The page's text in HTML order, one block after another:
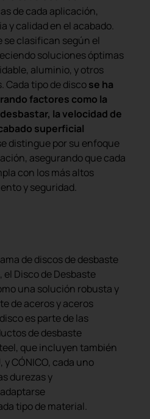
de cada aplicación,
y calidad en el acabado.
se clasifican según el
soluciones óptimas
aluminio, y otros
Cada tipo de discose ha
factores como la
la velocidad de
superficial
distingue por su enfoque
asegurando que cada
con los más altos
y seguridad.
de discos de desbaste
Disco de Desbaste
una solución robusta y
de aceros y aceros
es parte de las
de desbaste
que incluyen también
y CÓNICO, cada uno
durezas y
tipo de material.